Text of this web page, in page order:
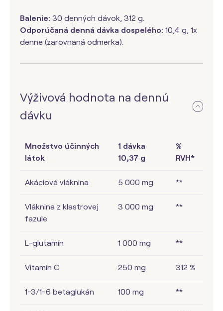
Balenie: 30 denných dávok, 312 g.
Odporúčaná denná dávka dospelého: 10,4 g, 1x
denne (zarovnaná odmerka).
Výživová hodnota na dennú
dávku
Množstvo účinných
látok
1 dávka
10,37 g
%
RVH*
Akáciová vláknina 5 000 mg **
Vláknina z klastrovej
fazule
3 000 mg **
L-glutamín 1 000 mg **
Vitamín C 250 mg 312 %
1-3/1-6 betaglukán 100 mg **